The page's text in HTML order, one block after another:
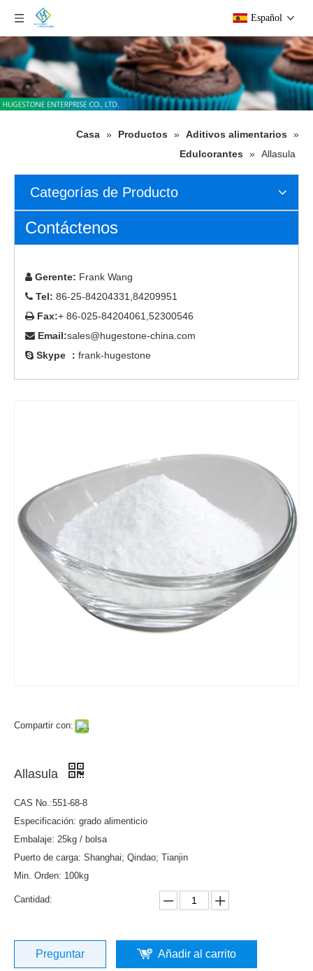
Español
Casa » Productos » Aditivos alimentarios
»
Edulcorantes
» Allasula
Categorías de Producto
Contáctenos
 Gerente: Frank Wang
 Tel: 86-25-84204331,84209951
 Fax:+ 86-025-84204061,52300546
 Email:sales@hugestone-china.com
 Skype ： frank-hugestone
Compartir con:
Allasula
CAS No.:551-68-8
Especificación: grado alimenticio
Embalaje: 25kg / bolsa
Puerto de carga: Shanghai; Qindao; Tianjin
Min. Orden: 100kg
Cantidad:
Preguntar Añadir al carrito